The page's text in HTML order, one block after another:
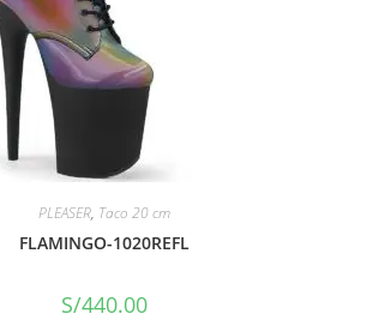
PLEASER, Taco 20 cm
FLAMINGO-1020REFL
S/440.00